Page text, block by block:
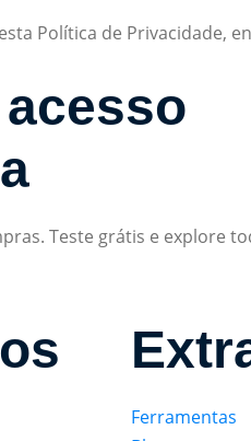
Política de
Teste grátis e explore
Ferramentas